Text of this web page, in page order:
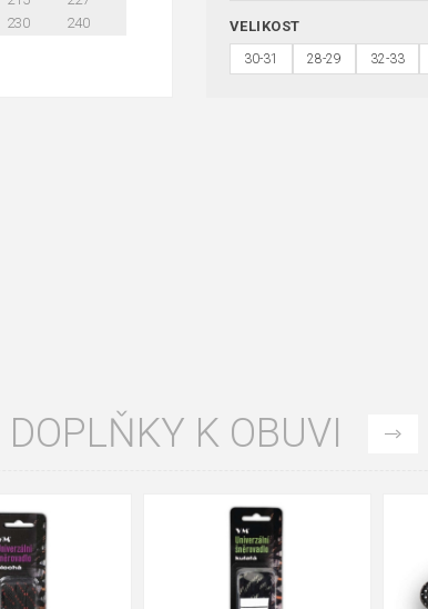
230 240 VELIKOST
30-31 28-29 32-33
DOPLŇKY K OBUVI
36 37
47